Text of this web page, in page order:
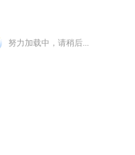
努力加载中，请稍后...